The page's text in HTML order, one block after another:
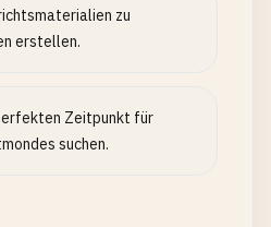
zu
erstellen.
Zeitpunkt für
suchen.